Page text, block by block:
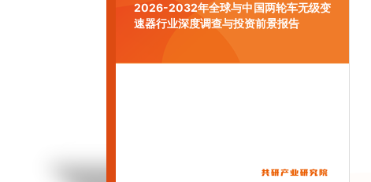
2026-2032年全球与中国两轮车无级变
速器行业深度调查与投资前景报告